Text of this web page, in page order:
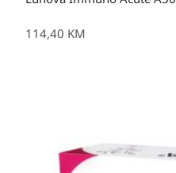
114,40 KM